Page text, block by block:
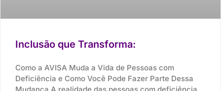
Inclusão que Transforma:
Como a AVISA Muda a Vida de Pessoas com
Deficiência e Como Você Pode Fazer Parte Dessa